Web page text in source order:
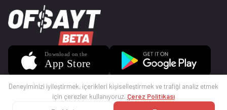
Deneyiminizi iyileştirmek, içerikleri kişiselleştirmek ve trafiği analiz etmek
için çerezler kullanıyoruz. Çerez Politikası